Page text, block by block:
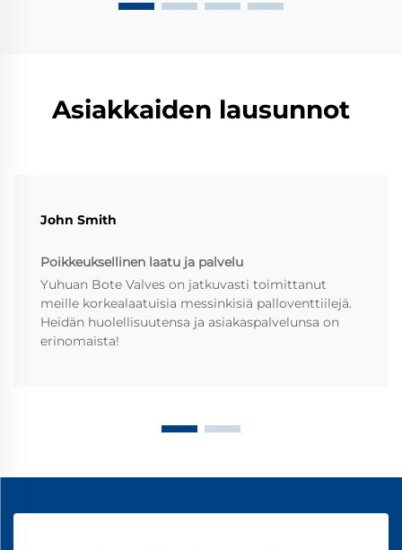
Asiakkaiden lausunnot
John Smith
Poikkeuksellinen laatu ja palvelu
Yuhuan Bote Valves on jatkuvasti toimittanut
meille korkealaatuisia messinkisiä palloventtiilejä.
Heidän huolellisuutensa ja asiakaspalvelunsa on
erinomaista!